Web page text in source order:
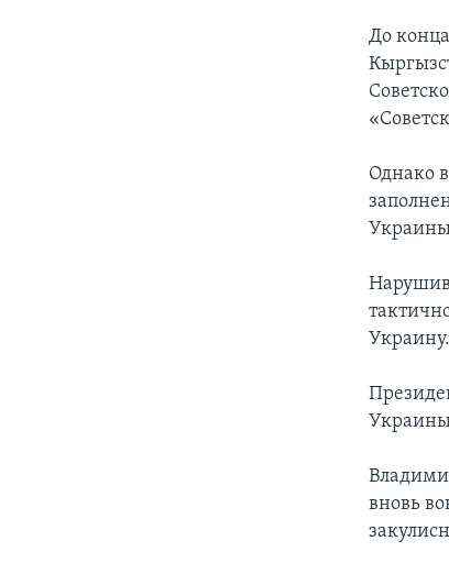
До
Однако
Украины
Нарушив
Украину.
Украины
вновь